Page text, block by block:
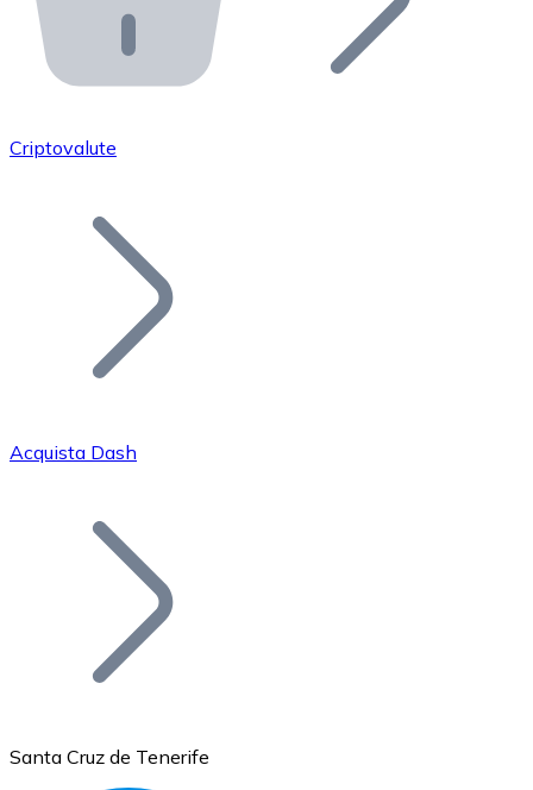
API Bitnovo
Integra la nostra API nel tuo ecosistema.
Unisciti alla nostra rete di rivenditori e
Aggiungi il token del tuo progetto al nostro servizio di
Bitcoin
Criptovalute
Acquista Dash
Santa Cruz de Tenerife